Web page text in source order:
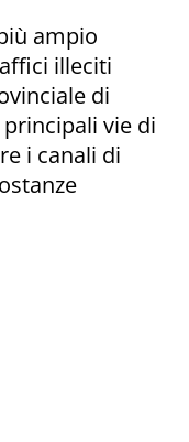
ampio
illeciti
di
vie di
i canali di